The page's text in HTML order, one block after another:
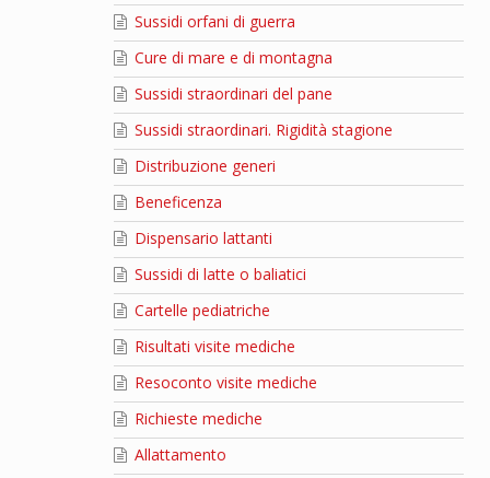
Sussidi orfani di guerra
Cure di mare e di montagna
Sussidi straordinari del pane
Sussidi straordinari. Rigidità stagione
Distribuzione generi
Beneficenza
Dispensario lattanti
Sussidi di latte o baliatici
Cartelle pediatriche
Risultati visite mediche
Resoconto visite mediche
Richieste mediche
Allattamento